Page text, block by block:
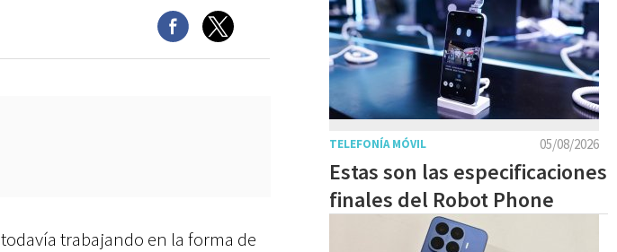
todavía trabajando en la forma de
05/08/2026
TELEFONÍA MÓVIL
Estas son las especificaciones
finales del Robot Phone